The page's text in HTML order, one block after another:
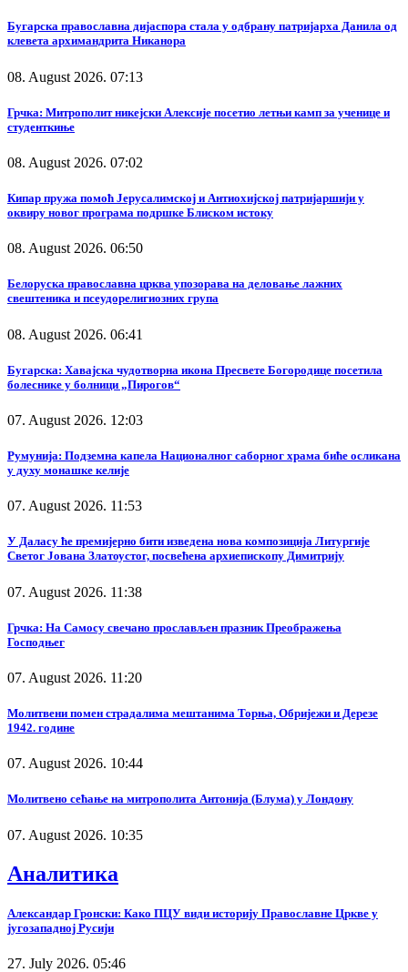
Бугарска православна дијаспора стала у одбрану патријарха Данила од
клевета архимандрита Никанора
08. August 2026. 07:13
Грчка: Митрополит никејски Алексије посетио летњи камп за ученице и
студенткиње
08. August 2026. 07:02
Кипар пружа помоћ Јерусалимској и Антиохијској патријаршији у
оквиру новог програма подршке Блиском истоку
08. August 2026. 06:50
Белоруска православна црква упозорава на деловање лажних
свештеника и псеудорелигиозних група
08. August 2026. 06:41
Бугарска: Хавајска чудотворна икона Пресвете Богородице посетила
болеснике у болници „Пирогов“
07. August 2026. 12:03
Румунија: Подземна капела Националног саборног храма биће осликана
у духу монашке келије
07. August 2026. 11:53
У Даласу ће премијерно бити изведена нова композиција Литургије
Светог Јована Златоустог, посвећена архиепископу Димитрију
07. August 2026. 11:38
Грчка: На Самосу свечано прослављен празник Преображења
Господњег
07. August 2026. 11:20
Молитвени помен страдалима мештанима Торња, Обријежи и Дерезе
1942. године
07. August 2026. 10:44
Молитвено сећање на митрополита Антонија (Блума) у Лондону
07. August 2026. 10:35
Аналитика
Александар Гронски: Како ПЦУ види историју Православне Цркве у
југозападној Русији
27. July 2026. 05:46